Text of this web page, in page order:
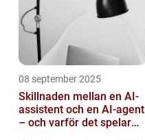
08 september 2025
Skillnaden mellan en AI-
assistent och en AI-agent
– och varför det spelar